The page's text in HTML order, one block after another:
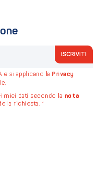
ISCRIVITI
e si applicano la Privacy
miei dati secondo la nota
richiesta. *